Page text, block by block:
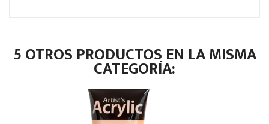
5 OTROS PRODUCTOS EN LA MISMA
CATEGORÍA: